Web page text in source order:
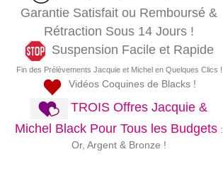
Garantie Satisfait ou Remboursé &
Rétraction Sous 14 Jours !
Suspension Facile et Rapide
Fin des Prélèvements Jacquie et Michel en Quelques Clics !
Vidéos Coquines de Blacks !
TROIS Offres Jacquie &
Michel Black Pour Tous les Budgets :
Or, Argent & Bronze !